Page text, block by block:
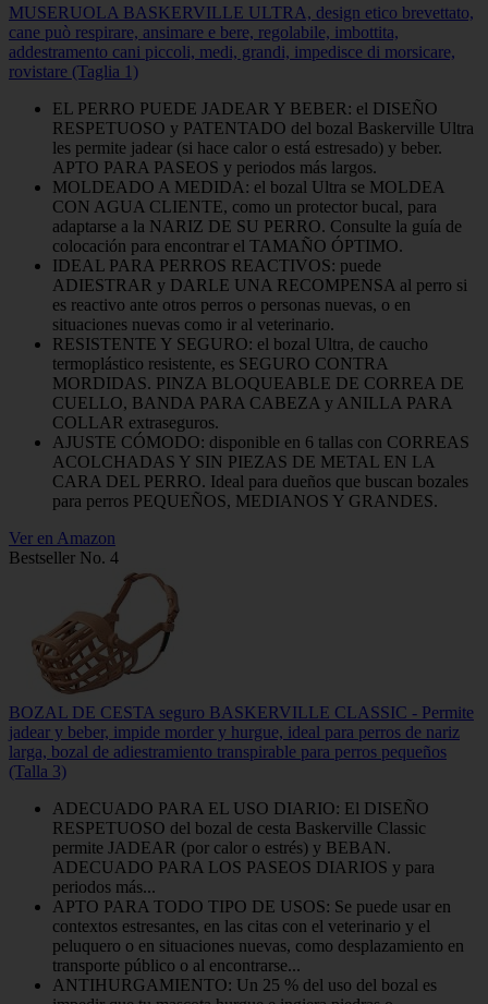
MUSERUOLA BASKERVILLE ULTRA, design etico brevettato,
cane può respirare, ansimare e bere, regolabile, imbottita,
addestramento cani piccoli, medi, grandi, impedisce di morsicare,
rovistare (Taglia 1)
EL PERRO PUEDE JADEAR Y BEBER: el DISEÑO
RESPETUOSO y PATENTADO del bozal Baskerville Ultra
les permite jadear (si hace calor o está estresado) y beber.
APTO PARA PASEOS y periodos más largos.
MOLDEADO A MEDIDA: el bozal Ultra se MOLDEA
CON AGUA CLIENTE, como un protector bucal, para
adaptarse a la NARIZ DE SU PERRO. Consulte la guía de
colocación para encontrar el TAMAÑO ÓPTIMO.
IDEAL PARA PERROS REACTIVOS: puede
ADIESTRAR y DARLE UNA RECOMPENSA al perro si
es reactivo ante otros perros o personas nuevas, o en
situaciones nuevas como ir al veterinario.
RESISTENTE Y SEGURO: el bozal Ultra, de caucho
termoplástico resistente, es SEGURO CONTRA
MORDIDAS. PINZA BLOQUEABLE DE CORREA DE
CUELLO, BANDA PARA CABEZA y ANILLA PARA
COLLAR extraseguros.
AJUSTE CÓMODO: disponible en 6 tallas con CORREAS
ACOLCHADAS Y SIN PIEZAS DE METAL EN LA
CARA DEL PERRO. Ideal para dueños que buscan bozales
para perros PEQUEÑOS, MEDIANOS Y GRANDES.
Ver en Amazon
Bestseller No. 4
BOZAL DE CESTA seguro BASKERVILLE CLASSIC - Permite
jadear y beber, impide morder y hurgue, ideal para perros de nariz
larga, bozal de adiestramiento transpirable para perros pequeños
(Talla 3)
ADECUADO PARA EL USO DIARIO: El DISEÑO
RESPETUOSO del bozal de cesta Baskerville Classic
permite JADEAR (por calor o estrés) y BEBAN.
ADECUADO PARA LOS PASEOS DIARIOS y para
periodos más...
APTO PARA TODO TIPO DE USOS: Se puede usar en
contextos estresantes, en las citas con el veterinario y el
peluquero o en situaciones nuevas, como desplazamiento en
transporte público o al encontrarse...
ANTIHURGAMIENTO: Un 25 % del uso del bozal es